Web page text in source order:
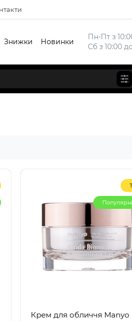
Пн-Пт з
Сб з 10:00
Знижки Новинки
Крем для обличчя Manyo